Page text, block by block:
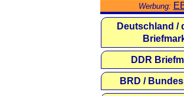
Werbung:
Deutschland /
DDR
BRD /